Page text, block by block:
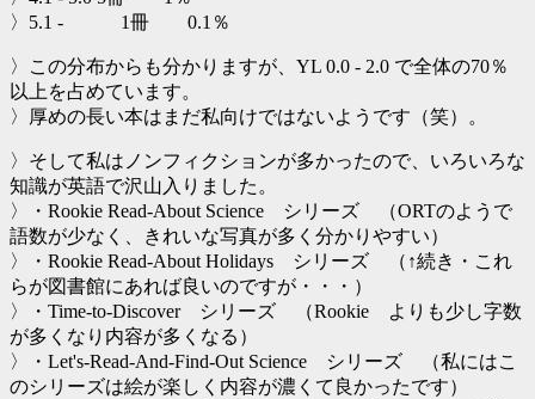
〉5.1 - 1冊 0.1％
〉この分布からも分かりますが、YL 0.0 - 2.0 で全体の70％
以上を占めています。
〉厚めの長い本はまだ私向けではないようです（笑）。
〉そして私はノンフィクションが多かったので、いろいろな
知識が英語で沢山入りました。
〉・Rookie Read-About Science シリーズ （ORTのようで
語数が少なく、きれいな写真が多く分かりやすい）
〉・Rookie Read-About Holidays シリーズ （↑続き・これ
らが図書館にあれば良いのですが・・・）
〉・Time-to-Discover シリーズ （Rookie よりも少し字数
が多くなり内容が多くなる）
〉・Let's-Read-And-Find-Out Science シリーズ （私にはこ
のシリーズは絵が楽しく内容が濃くて良かったです）